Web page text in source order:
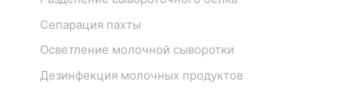
Сепарация пахты
Осветление молочной сыворотки
Дезинфекция молочных продуктов